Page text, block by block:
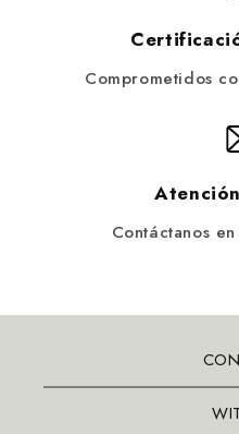
Comprometidos
Contáctanos